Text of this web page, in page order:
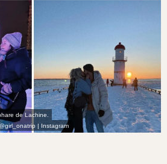
de Lachine.
| Instagram